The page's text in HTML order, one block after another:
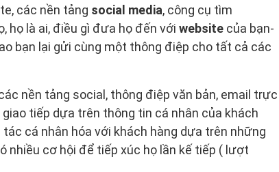
các nền tảng social media, công cụ tìm
họ là ai, điều gì đưa họ đến với website của bạn-
bạn lại gửi cùng một thông điệp cho tất cả các
nền tảng social, thông điệp văn bản, email trực
tiếp dựa trên thông tin cá nhân của khách
cá nhân hóa với khách hàng dựa trên những
cơ hội để tiếp xúc họ lần kế tiếp ( lượt